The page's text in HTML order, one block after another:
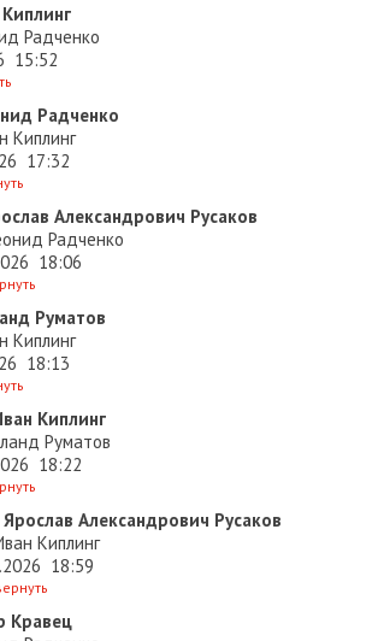
Радченко
15:52
Радченко
Киплинг
17:32
Александрович Русаков
Радченко
18:06
Руматов
Киплинг
18:13
Киплинг
Руматов
18:22
Ярослав Александрович Русаков
Киплинг
18:59
Кравец